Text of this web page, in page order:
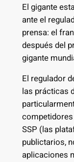
El gigante
ante el
prensa: el
después del
gigante
El regulador
las prácticas
SSP (las
publictarios,
aplicaciones